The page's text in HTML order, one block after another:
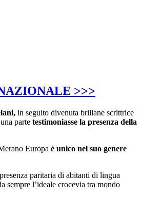
>>>
in seguito divenuta brillane scrittrice
parte testimoniasse la presenza della
Europa è unico nel suo genere
paritaria di abitanti di lingua
sempre l’ideale crocevia tra mondo